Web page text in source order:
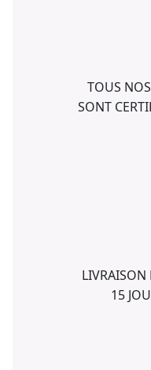
TOUS
SONT
LIVRAISON
15